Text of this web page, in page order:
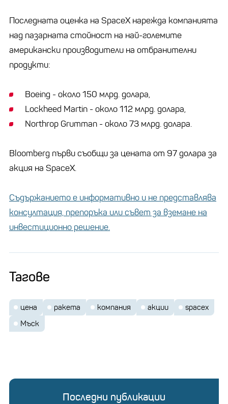
Последната оценка на SpaceX нарежда компанията
над пазарната стойност на най-големите
американски производители на отбранителни
продукти:
Boeing - около 150 млрд. долара,
Lockheed Martin - около 112 млрд. долара,
Northrop Grumman - около 73 млрд. долара.
Bloomberg първи съобщи за цената от 97 долара за
акция на SpaceX.
Съдържанието е информативно и не представлява
консултация, препоръка или съвет за вземане на
инвестиционно решение.
Тагове
цена ракета компания акции
spacex
Мъск
Последни публикации